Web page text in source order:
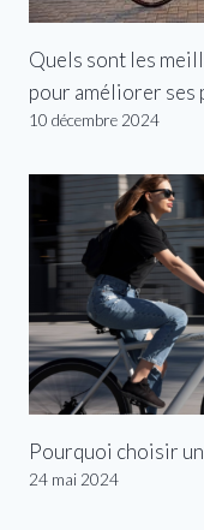
Quels sont les
pour améliorer ses
10 décembre 2024
Pourquoi choisir
24 mai 2024